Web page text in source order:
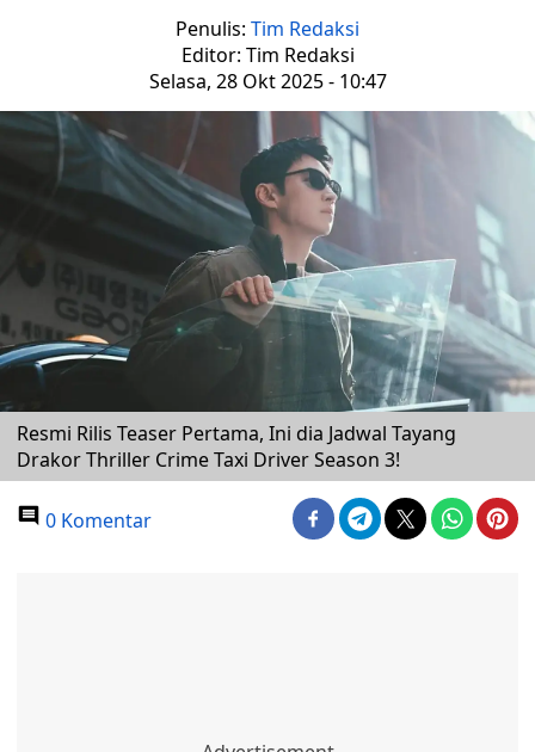
Penulis: Tim Redaksi
Editor: Tim Redaksi
Selasa, 28 Okt 2025 - 10:47
Resmi Rilis Teaser Pertama, Ini dia Jadwal Tayang
Drakor Thriller Crime Taxi Driver Season 3!
0 Komentar